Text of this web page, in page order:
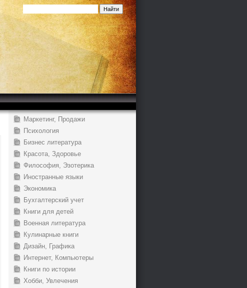
Маркетинг, Продажи
Психология
Бизнес литература
Красота, Здоровье
Философия, Эзотерика
Иностранные языки
Экономика
Бухгалтерский учет
Книги для детей
Военная литература
Кулинарные книги
Дизайн, Графика
Интернет, Компьютеры
Книги по истории
Хобби, Увлечения